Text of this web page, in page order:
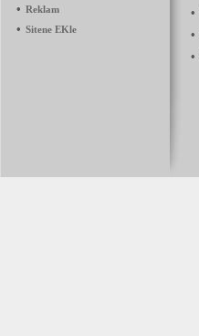
• Reklam
• Sitene EKle
•
•
•